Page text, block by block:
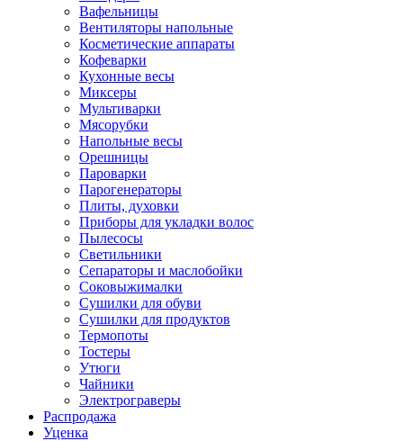
Вафельницы
Вентиляторы напольные
Косметические аппараты
Кофеварки
Кухонные весы
Миксеры
Мультиварки
Мясорубки
Напольные весы
Орешницы
Пароварки
Парогенераторы
Плиты, духовки
Приборы для укладки волос
Пылесосы
Светильники
Сепараторы и маслобойки
Соковыжималки
Сушилки для обуви
Сушилки для продуктов
Термопоты
Тостеры
Утюги
Чайники
Электрограверы
Распродажа
Уценка